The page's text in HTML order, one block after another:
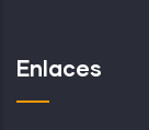
Enlaces